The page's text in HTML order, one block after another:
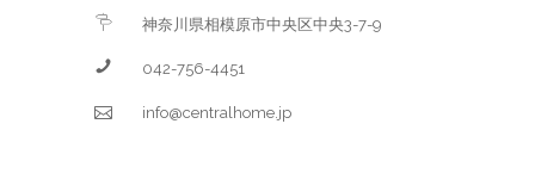
神奈川県相模原市中央区中央3-7-9
042-756-4451
info@centralhome.jp